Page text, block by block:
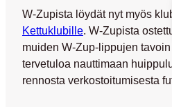
W-Zupista löydät nyt myös
Kettuklubille. W-Zupista
muiden W-Zup-lippujen
tervetuloa nauttimaan
rennosta verkostoitumisesta